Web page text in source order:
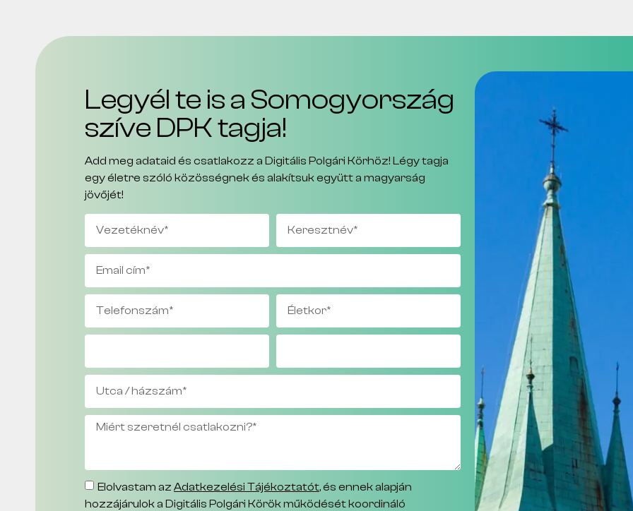
Legyél te is a Somogyország
szíve DPK tagja!
Add meg adataid és csatlakozz a Digitális Polgári Körhöz! Légy tagja
egy életre szóló közösségnek és alakítsuk együtt a magyarság
jövőjét!
Elolvastam az Adatkezelési Tájékoztatót, és ennek alapján
hozzájárulok a Digitális Polgári Körök működését koordináló